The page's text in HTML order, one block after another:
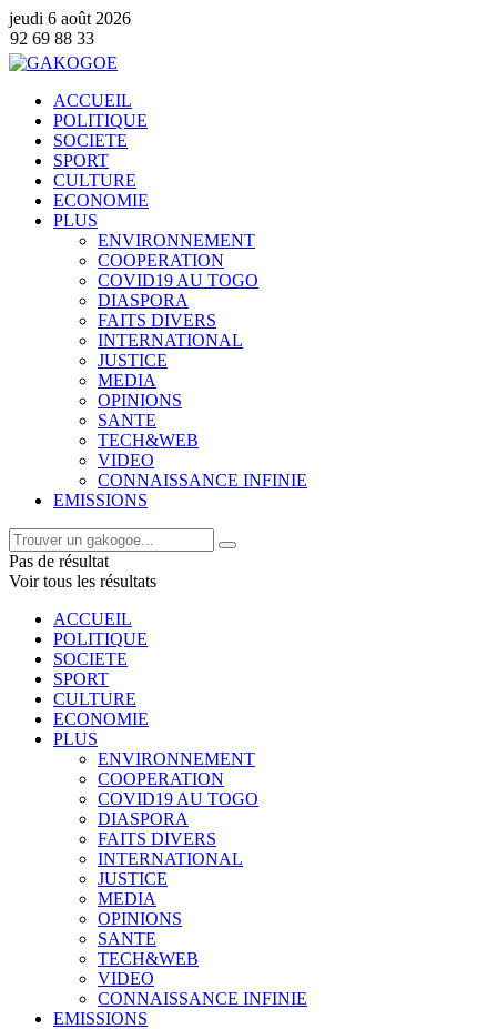
jeudi 6 août 2026
ACCUEIL
POLITIQUE
SOCIETE
SPORT
CULTURE
ECONOMIE
PLUS
ENVIRONNEMENT
COOPERATION
COVID19 AU TOGO
DIASPORA
FAITS DIVERS
INTERNATIONAL
JUSTICE
MEDIA
OPINIONS
SANTE
TECH&WEB
VIDEO
CONNAISSANCE INFINIE
EMISSIONS
Pas de résultat
Voir tous les résultats
ACCUEIL
POLITIQUE
SOCIETE
SPORT
CULTURE
ECONOMIE
PLUS
ENVIRONNEMENT
COOPERATION
COVID19 AU TOGO
DIASPORA
FAITS DIVERS
INTERNATIONAL
JUSTICE
MEDIA
OPINIONS
SANTE
TECH&WEB
VIDEO
CONNAISSANCE INFINIE
EMISSIONS